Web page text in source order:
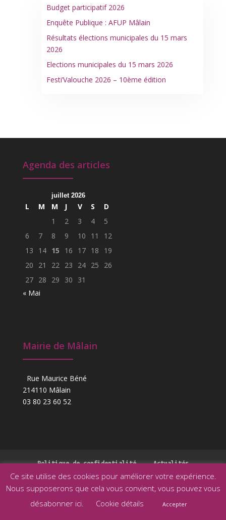
Budget participatif 2026
Enquête Publique : AFUP Mâlain
Résultats élections municipales du 15 mars
2026
Elections municipales du 15 mars 2026
Festi’Valouche 2026 – 10ème édition
Agenda des articles
juillet 2026
L M M J V S
D
1
2 3 4
5
6
7 8 9 10 11
12
13
14 15 16 17 18
19
20
21 22 23 24 25
26
27 28 29 30
31
« Mai
Mairie de Mâlain
Rue Maurice Béné
214110 Mâlain
03 80 23 60 52
Politique de confidentialité Actualités
Conception et mise à jour - Commune de Mâlain
Ce site utilise des cookies pour améliorer votre expérience.
Nous supposerons que cela vous convient, vous pouvez vous
désabonner ici.
Cookie détails Accepter